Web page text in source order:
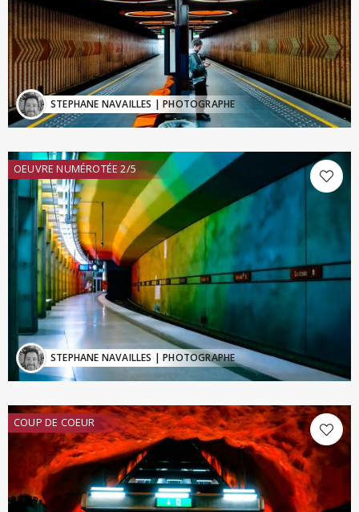
STEPHANE NAVAILLES | PHOTOGRAPHE
OEUVRE NUMÉROTÉE 2/5
STEPHANE NAVAILLES | PHOTOGRAPHE
COUP DE COEUR